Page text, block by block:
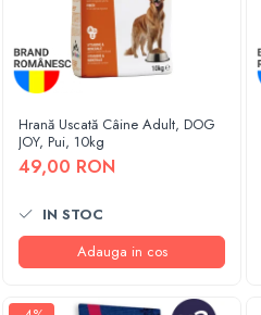
Hrană Uscată Câine Adult, DOG
JOY, Pui, 10kg
49,00 RON
IN STOC
Adauga in cos